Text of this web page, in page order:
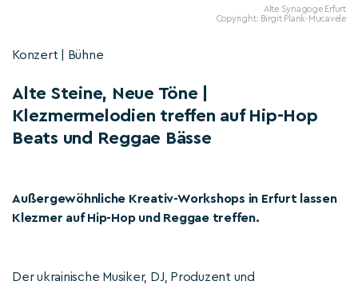
Alte Synagoge Erfurt
Copyright: Birgit Plank-Mucavele
Konzert | Bühne
Alte Steine, Neue Töne |
Klezmermelodien treffen auf Hip-Hop
Beats und Reggae Bässe
Außergewöhnliche Kreativ-Workshops in Erfurt lassen
Klezmer auf Hip-Hop und Reggae treffen.
Der ukrainische Musiker, DJ, Produzent und